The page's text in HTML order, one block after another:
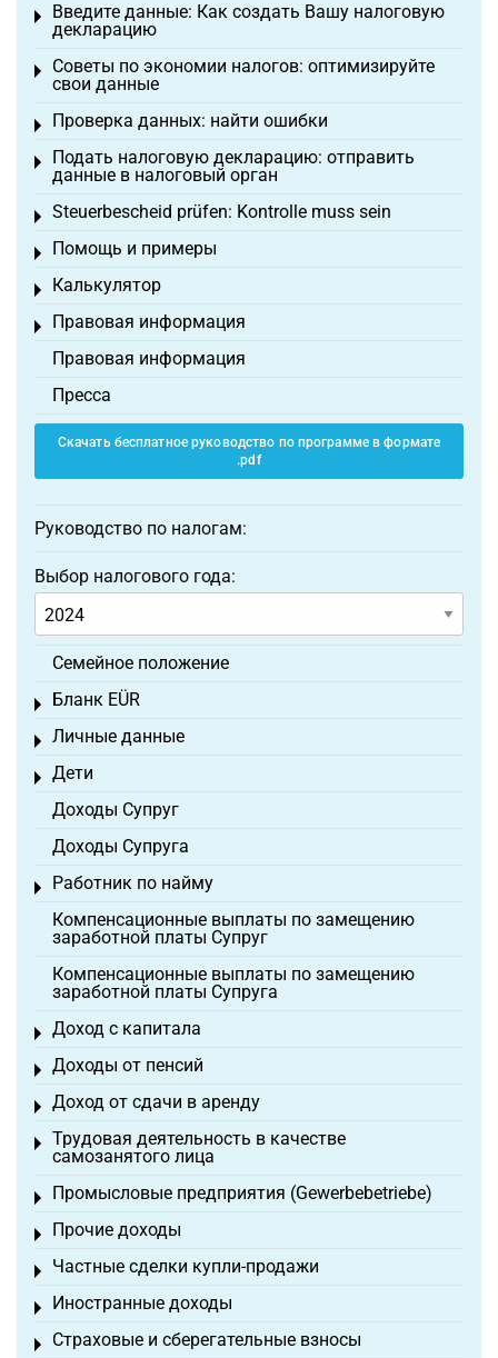
Введите данные: Как создать Вашу налоговую
декларацию
Toggle menu
Советы по экономии налогов: оптимизируйте
свои данные
Toggle menu
Проверка данных: найти ошибки
Toggle menu
Подать налоговую декларацию: отправить
данные в налоговый орган
Toggle menu
Steuerbescheid prüfen: Kontrolle muss sein
Toggle menu
Помощь и примеры
Toggle menu
Калькулятор
Toggle menu
Правовая информация
Toggle menu
Правовая информация
Пресса
Скачать бесплатное руководство по программе в формате
.pdf
Руководство по налогам:
Выбор налогового года:
Семейное положение
Бланк EÜR
Toggle menu
Личные данные
Toggle menu
Дети
Toggle menu
Доходы Супруг
Доходы Супруга
Работник по найму
Toggle menu
Компенсационные выплаты по замещению
заработной платы Супруг
Компенсационные выплаты по замещению
заработной платы Супруга
Доход с капитала
Toggle menu
Доходы от пенсий
Toggle menu
Доход от сдачи в аренду
Toggle menu
Трудовая деятельность в качестве
самозанятого лица
Toggle menu
Промысловые предприятия (Gewerbebetriebe)
Toggle menu
Прочие доходы
Toggle menu
Частные сделки купли-продажи
Toggle menu
Иностранные доходы
Toggle menu
Страховые и сберегательные взносы
Toggle menu